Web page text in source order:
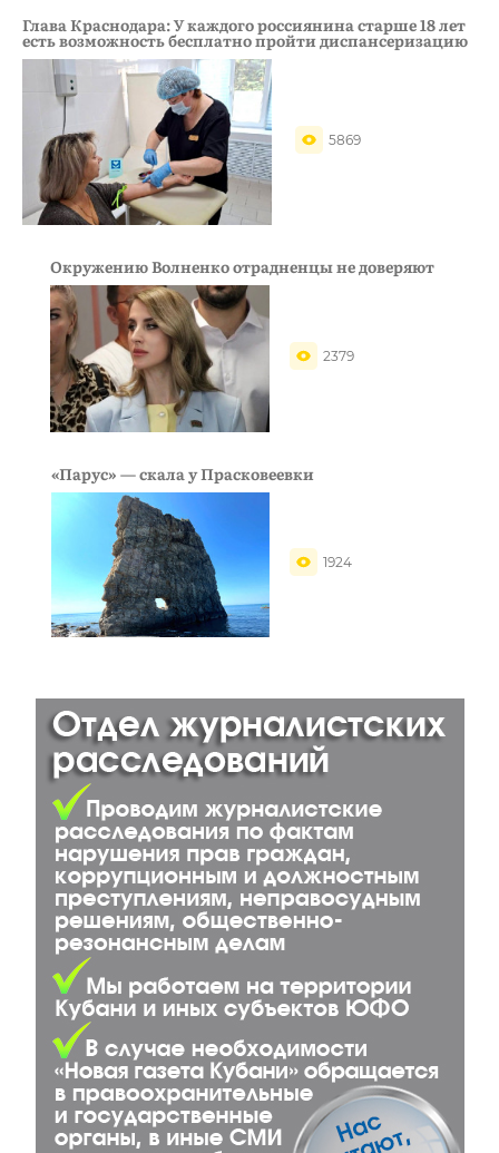
Глава Краснодара: У каждого россиянина старше 18 лет
есть возможность бесплатно пройти диспансеризацию
5869
Окружению Волненко отрадненцы не доверяют
2379
«Парус» — скала у Прасковеевки
1924